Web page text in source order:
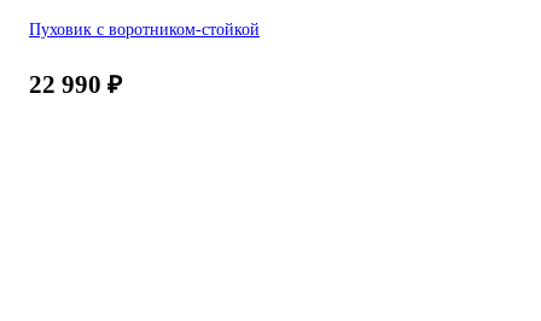
Пуховик с воротником-стойкой
22 990 ₽